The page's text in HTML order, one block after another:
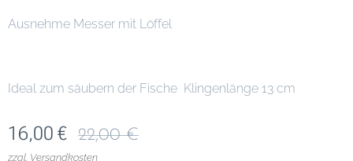
Ausnehme Messer mit Löffel
Ideal zum säubern der Fische Klingenlänge 13 cm
16,00 € 22,00€
zzgl. Versandkosten